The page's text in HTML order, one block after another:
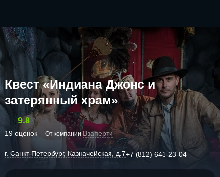
Квест «Индиана Джонс и
затерянный храм»
9.8
19 оценок От компании Взаперти
г. Санкт-Петербург, Казначейская, д.7+7 (812) 643-23-04